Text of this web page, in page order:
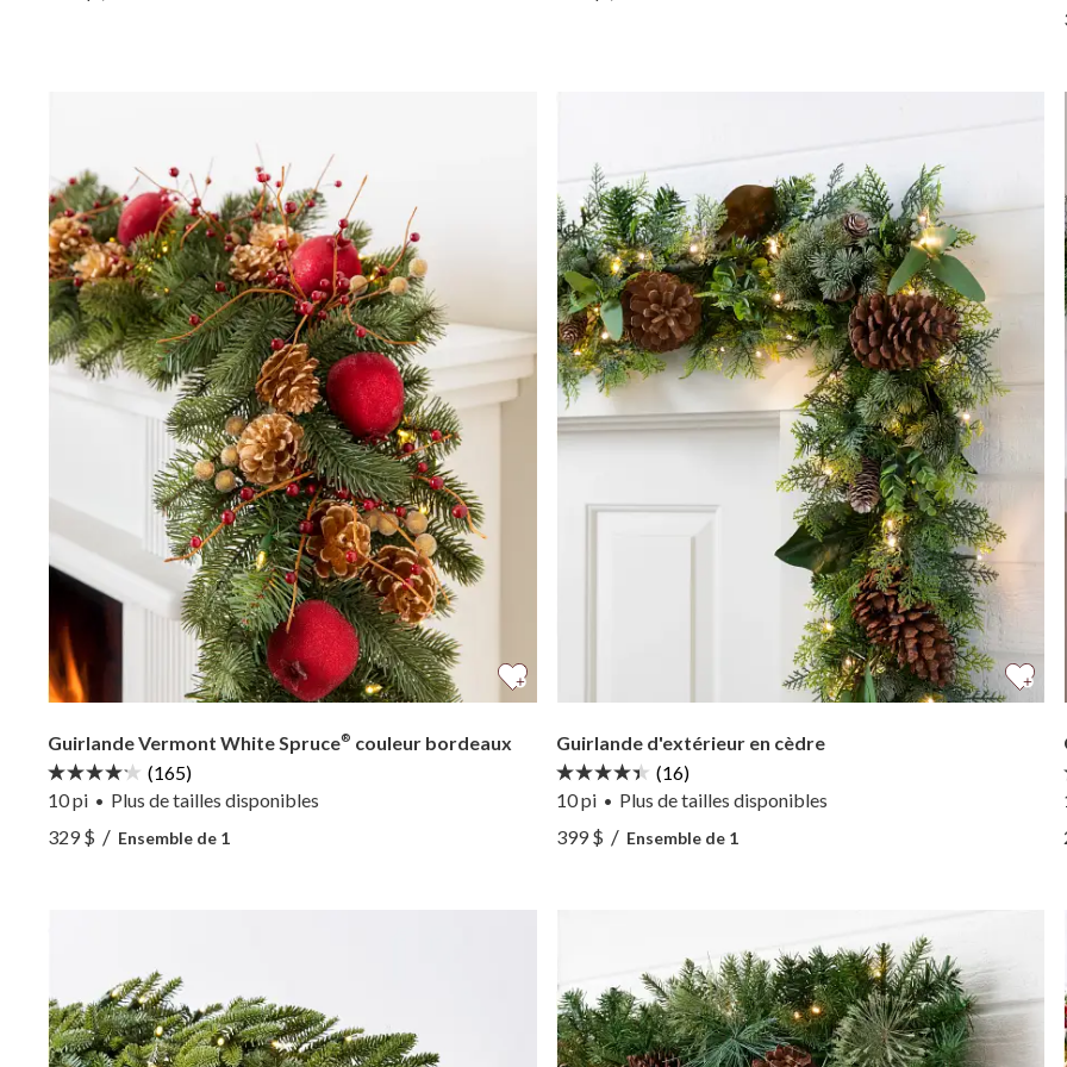
Guirlande Vermont White Spruce® couleur bordeaux
(165)
10 pi • Plus de tailles disponibles
Voir Guirlande Vermont White Spruce® couleur bordeaux —
Voir Guirlande Vermont White Spruce® couleur bordeaux —
329 $ / Ensemble de 1
Guirlande d'extérieur en cèdre
(16)
10 pi • Plus de tailles disponibles
Voir Guirlande d'extérieur en cèdre —
Voir Guirlande d'extérieur en cèdre —
399 $ / Ensemble de 1